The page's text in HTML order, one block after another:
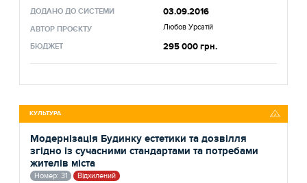
ДОДАНО ДО СИСТЕМИ 03.09.2016
АВТОР ПРОЄКТУ Любов Урсатій
БЮДЖЕТ 295 000 грн.
КУЛЬТУРА
Модернізація Будинку естетики та дозвілля
згідно із сучасними стандартами та потребами
жителів міста
Номер: 31 Відхилений